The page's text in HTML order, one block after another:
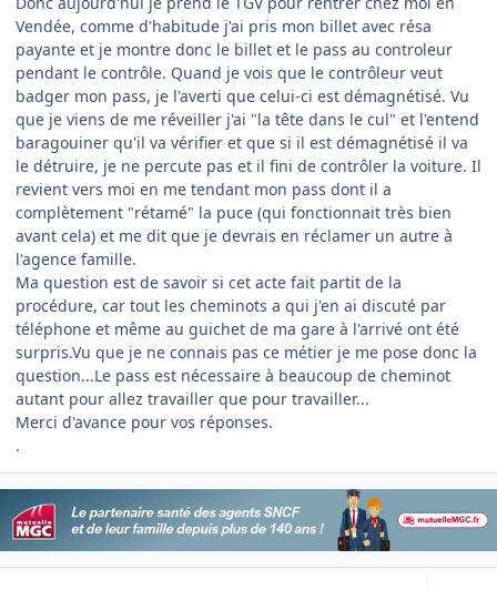
Vendée, comme d'habitude j'ai pris mon billet avec résa
payante et je montre donc le billet et le pass au controleur
pendant le contrôle. Quand je vois que le contrôleur veut
badger mon pass, je l'averti que celui-ci est démagnétisé. Vu
que je viens de me réveiller j'ai "la tête dans le cul" et l'entend
baragouiner qu'il va vérifier et que si il est démagnétisé il va
le détruire, je ne percute pas et il fini de contrôler la voiture. Il
revient vers moi en me tendant mon pass dont il a
complètement "rétamé" la puce (qui fonctionnait très bien
avant cela) et me dit que je devrais en réclamer un autre à
l'agence famille.
Ma question est de savoir si cet acte fait partit de la
procédure, car tout les cheminots a qui j'en ai discuté par
téléphone et même au guichet de ma gare à l'arrivé ont été
surpris.Vu que je ne connais pas ce métier je me pose donc la
question...Le pass est nécessaire à beaucoup de cheminot
autant pour allez travailler que pour travailler...
Merci d'avance pour vos réponses.
.